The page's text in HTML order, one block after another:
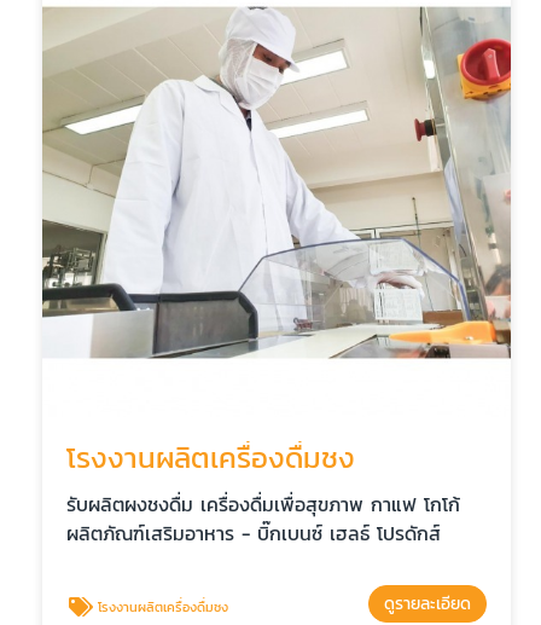
โรงงานผลิตเครื่องดื่มชง
รับผลิตผงชงดื่ม เครื่องดื่มเพื่อสุขภาพ กาแฟ โกโก้
ผลิตภัณฑ์เสริมอาหาร - บิ๊กเบนซ์ เฮลธ์ โปรดักส์
โรงงานผลิตเครื่องดื่มชง ดูรายละเอียด